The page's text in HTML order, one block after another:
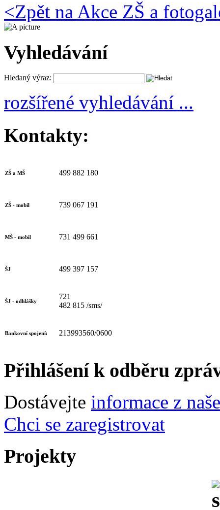
<Zpět na Akce ZŠ a
Vyhledávání
Hledaný výraz:
rozšířené vyhledávání ...
Kontakty:
ZŠ a MŠ 499 882 180
ZŠ - mobil 739 067 191
MŠ - mobil 731 499 661
ŠJ 499 397 157
ŠJ - odhlášky
721
482 815 /sms/
Bankovní spojení: 213993560/0600
Přihlášení k odběru
Dostávejte informace z
Chci se zaregistrovat
Projekty